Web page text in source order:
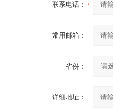
联系电话：
常用邮箱：
省份：
详细地址：